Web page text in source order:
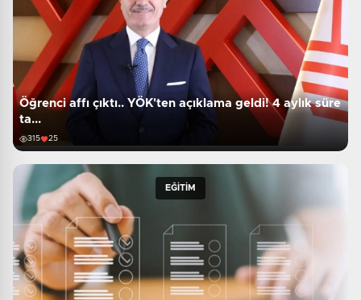
Öğrenci affı çıktı.. YÖK'ten açıklama geldi! 4 aylık süre
ta...
315 25
EĞİTİM